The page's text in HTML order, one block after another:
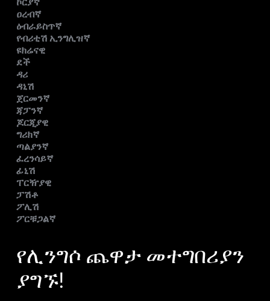
ዐረብኛ
ዕብራይስጥኛ
የብሪቲሽ ኢንግሊዝኛ
ዩክሬናዊ
ደች
ዳሪ
ዳኒሽ
ጀርመንኛ
ጃፓንኛ
ጆርጂያዊ
ግሪክኛ
ጣልያንኛ
ፈረንሳይኛ
ፊኒሽ
ፐርዥያዊ
ፓሽቶ
ፖሊሽ
ፖርቹጋልኛ
የሊንግሶ ጨዋታ መተግበሪያን
ያግኙ!